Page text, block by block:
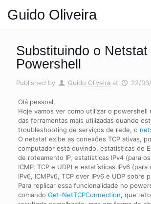
Guido Oliveira
Substituindo o Netstat
Powershell
Published by Guido Oliveira at 22/
Olá pessoal,
Hoje vamos ver como utilizar o powershell
das ferramentas mais utilizadas quando
troubleshooting de serviços de rede, o
O netstat exibe as conexões TCP ativas,
computador está ouvindo, estatísticas de
de roteamento IP, estatísticas IPv4 (para
ICMP, TCP e UDP) e estatísticas IPv6
IPv6, ICMPv6, TCP over IPv6 e UDP sobre
Para replicar essa funcionalidade no
comando Get-NetTCPConnection, que